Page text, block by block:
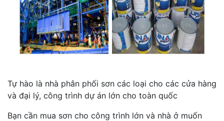
Tự hào là nhà phân phối sơn các loại cho các cửa hàng
và đại lý, công trình dự án lớn cho toàn quốc
Bạn cần mua sơn cho công trình lớn và nhà ở muốn